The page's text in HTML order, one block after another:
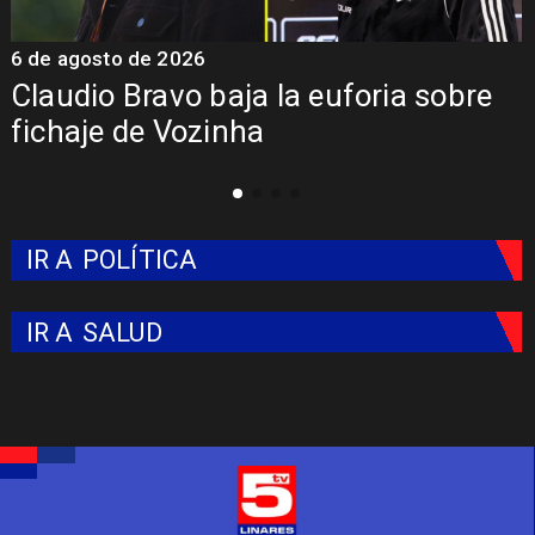
Presentación de Vozinha en Colo
Colo: Fecha, Estadio y Contrato
5 de agosto de 2026
IR A POLÍTICA
IR A SALUD